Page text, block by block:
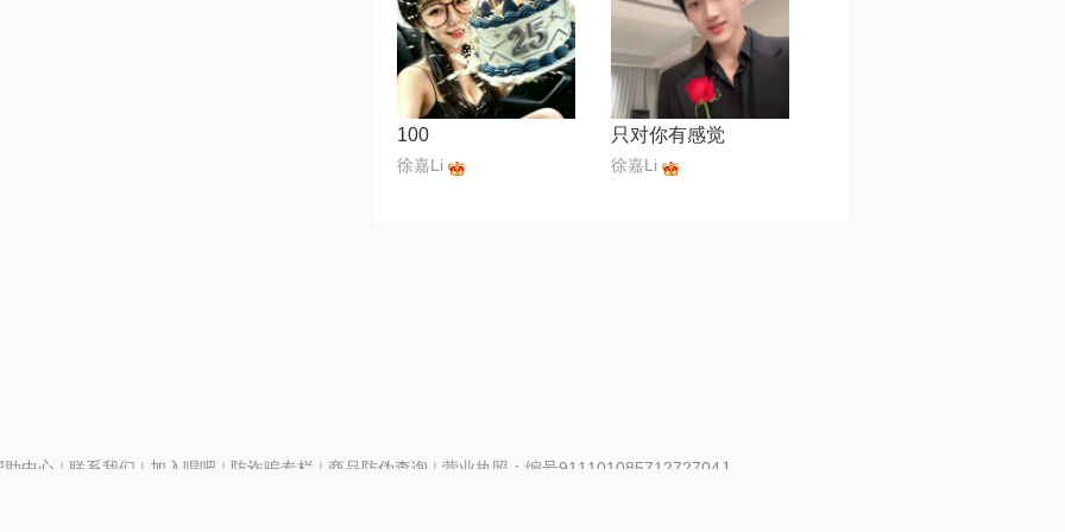
100
徐嘉Li
只对你有感觉
徐嘉Li
助中心 | 联系我们 | 加入唱吧 | 防诈骗专栏 | 商品防伪查询 | 营业执照：编号91110108571272704J